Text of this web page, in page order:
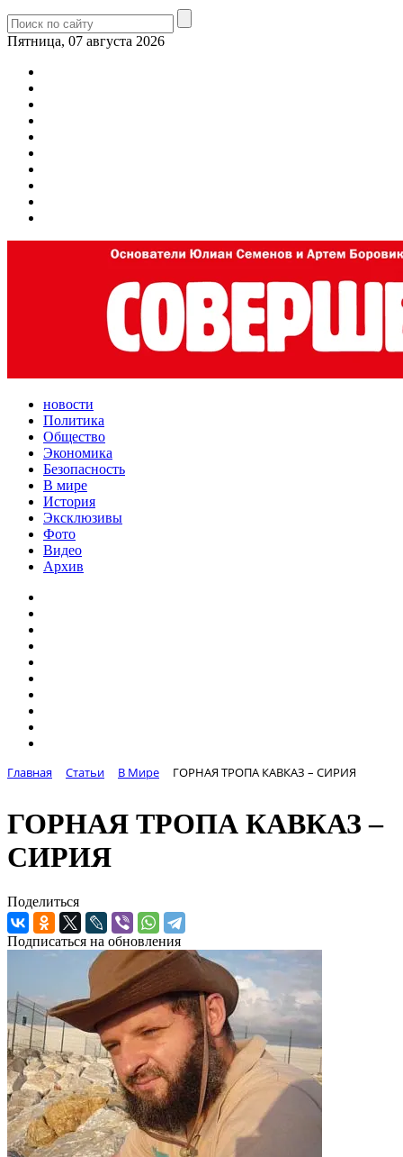
Пятница, 07 августа 2026
новости
Политика
Общество
Экономика
Безопасность
В мире
История
Эксклюзивы
Фото
Видео
Архив
Главная Статьи В Мире ГОРНАЯ ТРОПА КАВКАЗ – СИРИЯ
ГОРНАЯ ТРОПА КАВКАЗ –
СИРИЯ
Поделиться
Подписаться на обновления